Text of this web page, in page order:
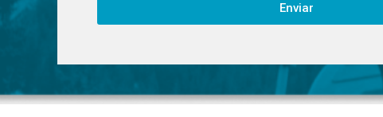
Enviar